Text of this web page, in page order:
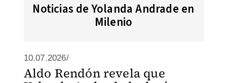
Noticias de Yolanda Andrade en
Milenio
10.07.2026/
Aldo Rendón revela que